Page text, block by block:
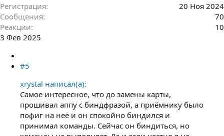
Регистрация
20 Ноя 2024
Сообщения
70
Реакции
10
3 Фев 2025
#5
xrystal написал(а):
Самое интересное, что до замены карты,
прошивал аппу с биндфразой, а приёмнику было
пофиг на неё и он спокойно биндился и
принимал команды. Сейчас он биндиться, но